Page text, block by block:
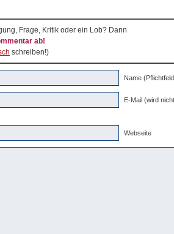
Frage, Kritik oder ein Lob? Dann
ab!
schreiben!)
Name
E-Mail (wird
Webseite